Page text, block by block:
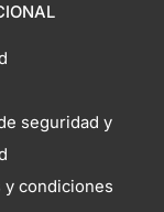
seguridad y
y condiciones